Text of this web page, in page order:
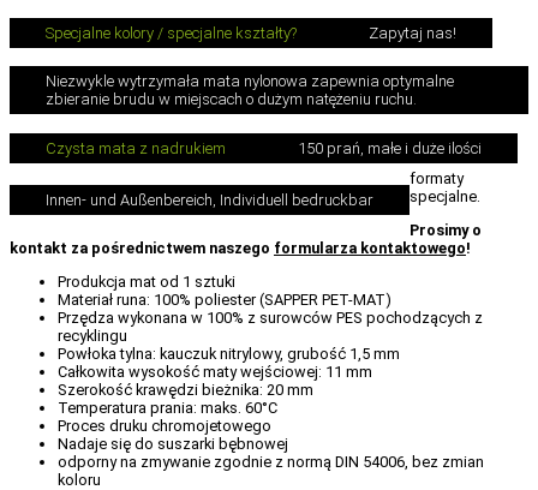
Specjalne kolory / specjalne kształty? Zapytaj nas!
Niezwykle wytrzymała mata nylonowa zapewnia optymalne
zbieranie brudu w miejscach o dużym natężeniu ruchu.
Czysta mata z nadrukiem 150 prań, małe i duże ilości
Innen- und Außenbereich, Individuell bedruckbar
formaty
specjalne.
Prosimy o
kontakt za pośrednictwem naszego formularza kontaktowego!
Produkcja mat od 1 sztuki
Materiał runa: 100% poliester (SAPPER PET-MAT)
Przędza wykonana w 100% z surowców PES pochodzących z
recyklingu
Powłoka tylna: kauczuk nitrylowy, grubość 1,5 mm
Całkowita wysokość maty wejściowej: 11 mm
Szerokość krawędzi bieżnika: 20 mm
Temperatura prania: maks. 60°C
Proces druku chromojetowego
Nadaje się do suszarki bębnowej
odporny na zmywanie zgodnie z normą DIN 54006, bez zmian
koloru